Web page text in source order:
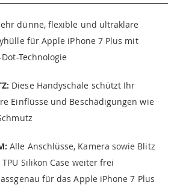
dünne, flexible und ultraklare
für Apple iPhone 7 Plus mit
Technologie
Diese Handyschale schützt Ihr
Einflüsse und Beschädigungen wie
Alle Anschlüsse, Kamera sowie Blitz
Silikon Case weiter frei
für das Apple iPhone 7 Plus